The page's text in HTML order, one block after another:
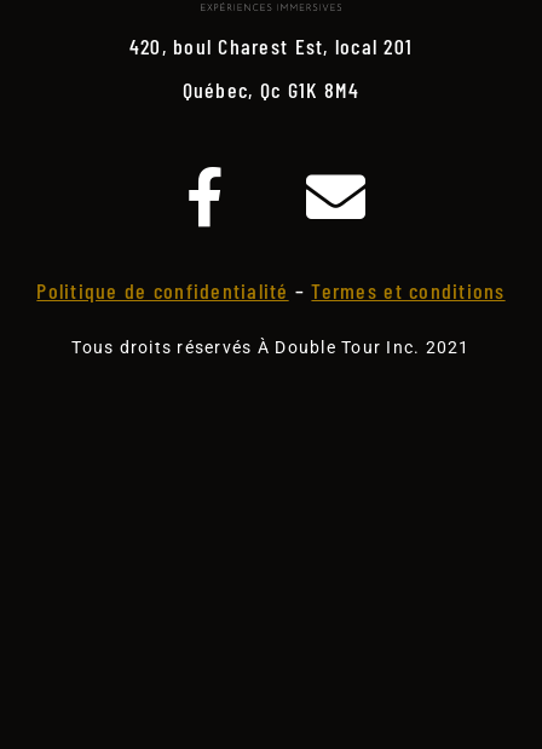
420, boul Charest Est, local 201
Québec, Qc G1K 8M4
Politique de confidentialité –Termes et conditions
Tous droits réservés À Double Tour Inc. 2021